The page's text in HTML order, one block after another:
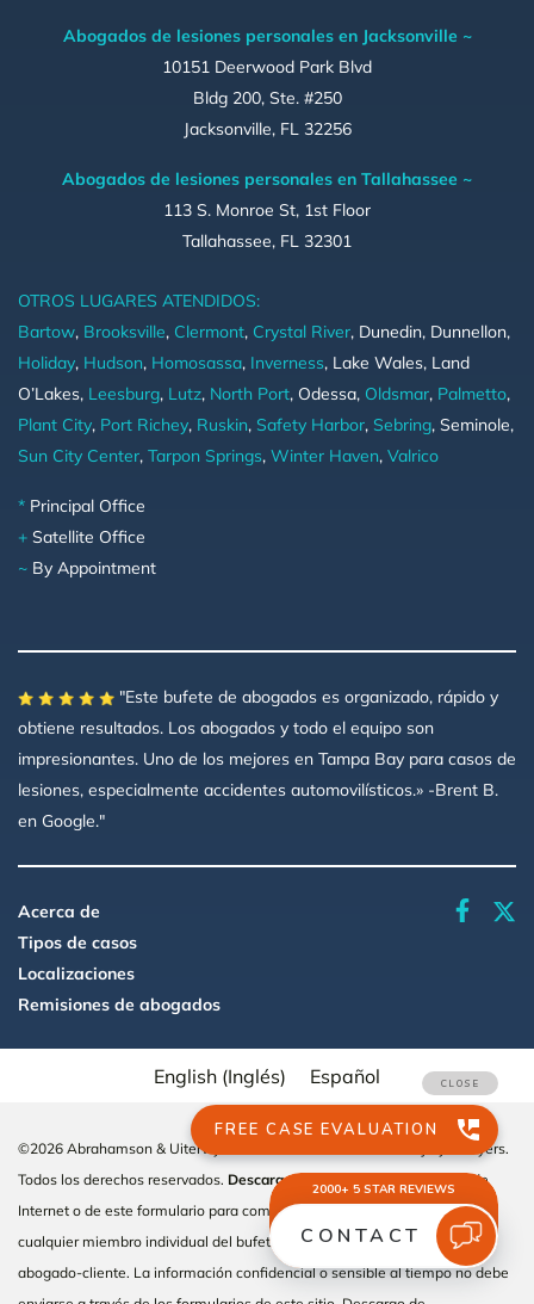
Abogados de lesiones personales en Jacksonville ~
10151 Deerwood Park Blvd
Bldg 200, Ste. #250
Jacksonville, FL 32256
Abogados de lesiones personales en Tallahassee ~
113 S. Monroe St, 1st Floor
Tallahassee, FL 32301
OTROS LUGARES ATENDIDOS:
Bartow, Brooksville, Clermont, Crystal River, Dunedin, Dunnellon,
Holiday, Hudson, Homosassa, Inverness, Lake Wales, Land
O’Lakes, Leesburg, Lutz, North Port, Odessa, Oldsmar, Palmetto,
Plant City, Port Richey, Ruskin, Safety Harbor, Sebring, Seminole,
Sun City Center, Tarpon Springs, Winter Haven, Valrico
* Principal Office
+ Satellite Office
~ By Appointment
"Este bufete de abogados es organizado, rápido y
obtiene resultados. Los abogados y todo el equipo son
impresionantes. Uno de los mejores en Tampa Bay para casos de
lesiones, especialmente accidentes automovilísticos.» -Brent B.
en Google."
Acerca de
Tipos de casos
Localizaciones
Remisiones de abogados
English (Inglés) Español
©2026 Abrahamson & Uiterwyk Car Accident and Personal Injury Lawyers.
Todos los derechos reservados. Descargo de responsabilidad
: El uso de
Internet o de este formulario para comunicarse con el bufete o con
cualquier miembro individual del bufete no establece una relación
abogado-cliente. La información confidencial o sensible al tiempo no debe